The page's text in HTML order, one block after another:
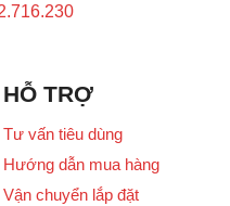
HỖ TRỢ
Tư vấn tiêu dùng
Hướng dẫn mua hàng
Vận chuyển lắp đặt